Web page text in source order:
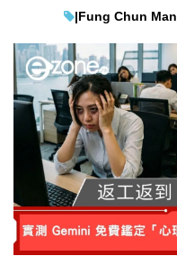
|Fung Chun Man